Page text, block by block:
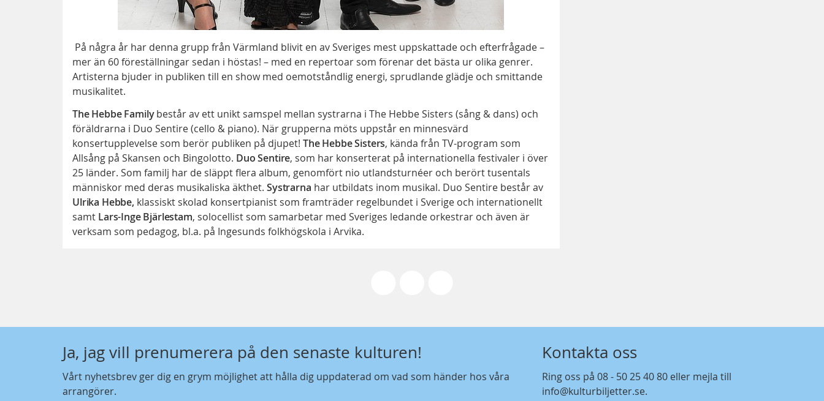
På några år har denna grupp från Värmland blivit en av Sveriges mest uppskattade och efterfrågade –
mer än 60 föreställningar sedan i höstas! – med en repertoar som förenar det bästa ur olika genrer.
Artisterna bjuder in publiken till en show med oemotståndlig energi, sprudlande glädje och smittande
musikalitet.
The Hebbe Familybestår av ett unikt samspel mellan systrarna i The Hebbe Sisters (sång & dans) och
föräldrarna i Duo Sentire (cello & piano). När grupperna möts uppstår en minnesvärd
konsertupplevelse som berör publiken på djupet! The Hebbe Sisters, kända från TV-program som
Allsång på Skansen och Bingolotto. Duo Sentire, som har konserterat på internationella festivaler i över
25 länder. Som familj har de släppt flera album, genomfört nio utlandsturnéer och berört tusentals
människor med deras musikaliska äkthet. Systrarna har utbildats inom musikal. Duo Sentire består av
Ulrika Hebbe, klassiskt skolad konsertpianist som framträder regelbundet i Sverige och internationellt
samt Lars-Inge Bjärlestam, solocellist som samarbetar med Sveriges ledande orkestrar och även är
verksam som pedagog, bl.a. på Ingesunds folkhögskola i Arvika.
Ja, jag vill prenumerera på den senaste kulturen!
Vårt nyhetsbrev ger dig en grym möjlighet att hålla dig uppdaterad om vad som händer hos våra
arrangörer.
Kontakta oss
Ring oss på08 - 50 25 40 80 eller mejla till
info@kulturbiljetter.se.